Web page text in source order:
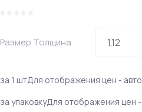
Размер Толщина
за 1 штДля отображения цен -
за упаковкуДля отображения цен -